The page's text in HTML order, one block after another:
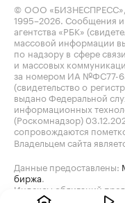
© ООО
1995–2026 . Сообщения
агентства «РБК»
массовой информации
по надзору в сфере
и массовых
за номером ИА №ФС77-
(свидетельство о
выдано Федеральной
информационных
(Роскомнадзор)
сопровождаются
Владельцем сайта
Данные предоставлены:
биржа
Индексы облигаций